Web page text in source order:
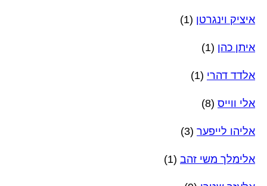
איציק וינגרטן (1)
איתן כהן (1)
אלדד דהרי (1)
אלי ווייס (8)
אליהו לייפער (3)
אלימלך משי זהב (1)